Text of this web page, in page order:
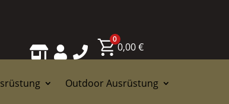
  
0
0,00€
Outdoor Ausrüstung